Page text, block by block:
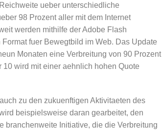
ueber unterschiedliche
98 Prozent aller mit dem Internet
werden mithilfe der Adobe Flash
fuer Bewegtbild im Web. Das Update
Monaten eine Verbreitung von 90 Prozent
wird mit einer aehnlich hohen Quote
zu den zukuenftigen Aktivitaeten des
beispielsweise daran gearbeitet, den
branchenweite Initiative, die die Verbreitung